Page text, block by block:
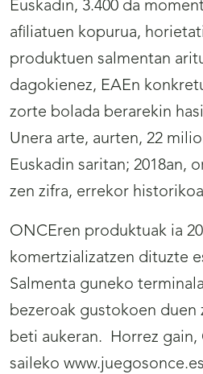
Euskadin, 3.400 da
afiliatuen kopurua,
produktuen salmentan
dagokienez, EAEn
zorte bolada berarekin
Unera arte, aurten, 22
Euskadin saritan; 2018an,
zen zifra, errekor
ONCEren produktuak ia
komertzializatzen dituzte
Salmenta guneko
bezeroak gustokoen duen
beti aukeran. Horrez gain,
saileko